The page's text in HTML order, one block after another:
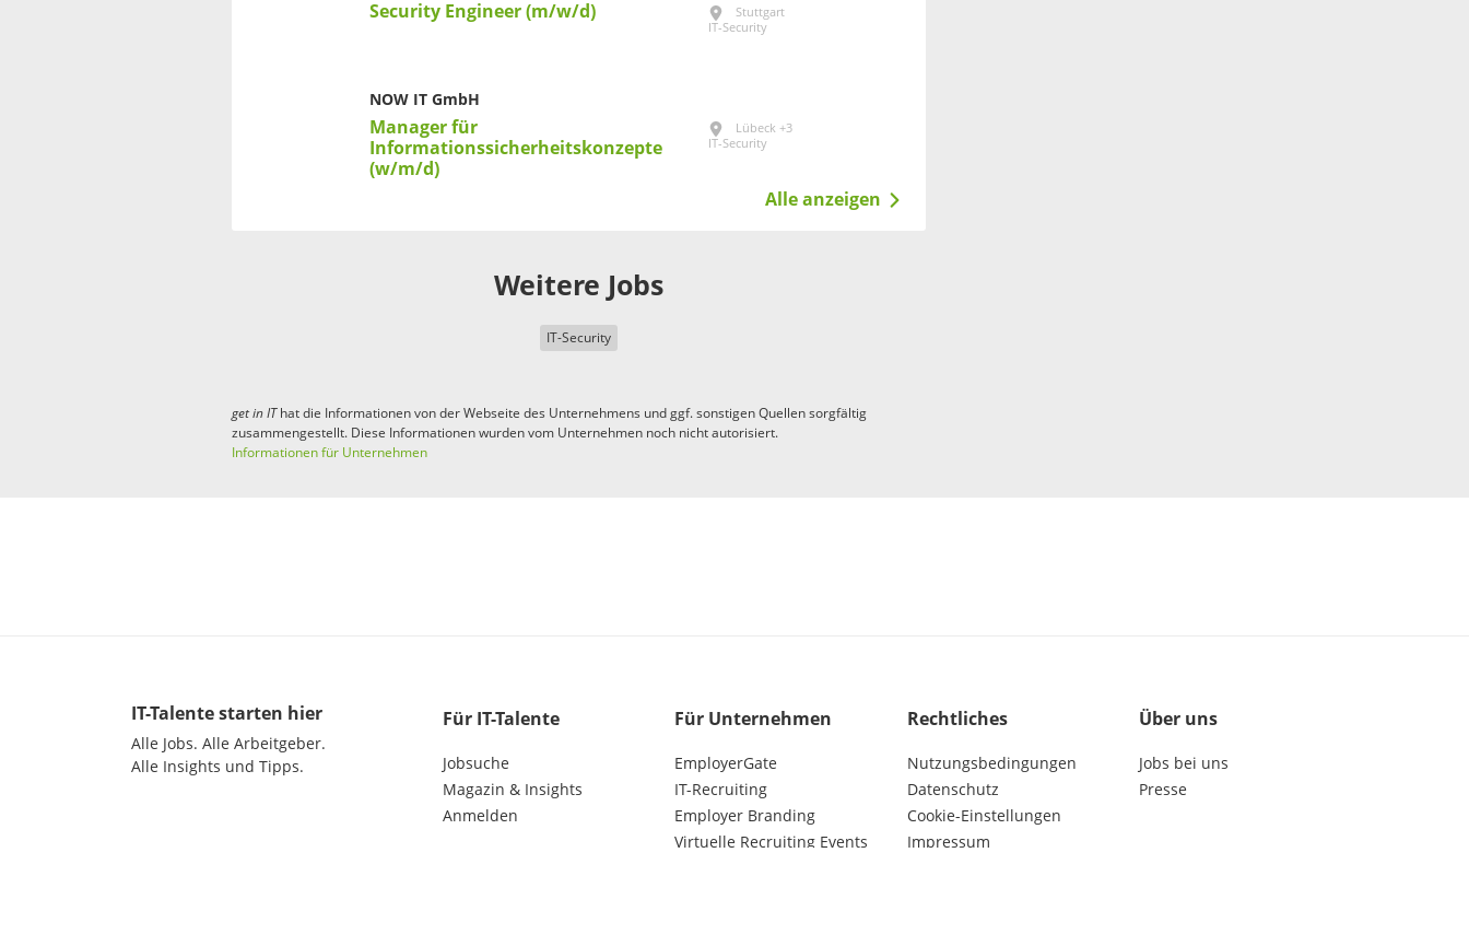
Security Engineer (m/w/d)
Stuttgart
IT-Security
NOW IT GmbH
Manager für
Informationssicherheitskonzepte
(w/m/d)
Lübeck +3
IT-Security
Alle anzeigen
Weitere Jobs
IT-Security
get in IThat die Informationen von der Webseite des Unternehmens und ggf. sonstigen Quellen sorgfältig
zusammengestellt. Diese Informationen wurden vom Unternehmen noch nicht autorisiert.
Informationen für Unternehmen
IT-Talente starten hier
Alle Jobs. Alle Arbeitgeber.
Alle Insights und Tipps.
Für IT-Talente
Jobsuche
Magazin & Insights
Anmelden
Für Unternehmen
EmployerGate
IT-Recruiting
Employer Branding
Virtuelle Recruiting Events
Rechtliches
Nutzungsbedingungen
Datenschutz
Cookie-Einstellungen
Impressum
Über uns
Jobs bei uns
Presse